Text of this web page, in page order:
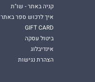
קניה באתר - שו"ת
איך לרכוש ספר באתר
GIFT CARD
ביטול עסקה
אינדיבלוג
הצהרת נגישות